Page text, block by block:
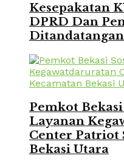
Kesepakatan
DPRD Dan
Pemkot
Layanan
Center Patriot
Bekasi Utara